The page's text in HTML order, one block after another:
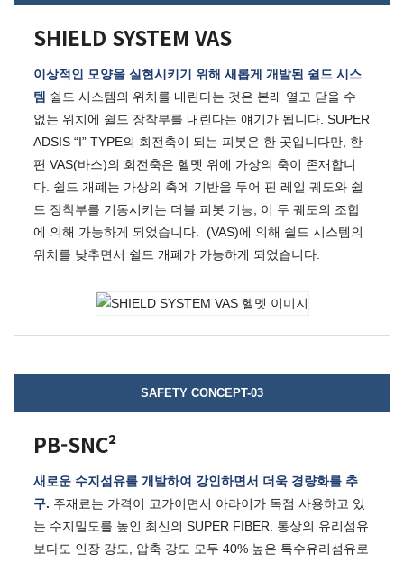
SHIELD SYSTEM VAS
이상적인 모양을 실현시키기 위해 새롭게 개발된 쉴드 시스
템 쉴드 시스템의 위치를 내린다는 것은 본래 열고 닫을 수
없는 위치에 쉴드 장착부를 내린다는 얘기가 됩니다. SUPER
ADSIS “I” TYPE의 회전축이 되는 피봇은 한 곳입니다만, 한
편 VAS(바스)의 회전축은 헬멧 위에 가상의 축이 존재합니
다. 쉴드 개폐는 가상의 축에 기반을 두어 핀 레일 궤도와 쉴
드 장착부를 기동시키는 더블 피봇 기능, 이 두 궤도의 조합
에 의해 가능하게 되었습니다. (VAS)에 의해 쉴드 시스템의
위치를 낮추면서 쉴드 개폐가 가능하게 되었습니다.
SAFETY CONCEPT-03
PB-SNC²
새로운 수지섬유를 개발하여 강인하면서 더욱 경량화를 추
구. 주재료는 가격이 고가이면서 아라이가 독점 사용하고 있
는 수지밀도를 높인 최신의 SUPER FIBER
통상의 유리섬유
보다도 인장 강도, 압축 강도 모두 40% 높은 특수유리섬유로